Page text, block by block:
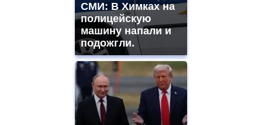
СМИ: В Химках на
полицейскую
машину напали и
подожгли.